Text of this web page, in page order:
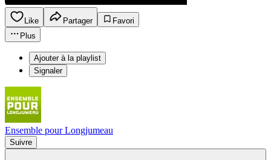
Like Partager
Favori
Plus
Ajouter à la playlist
Signaler
Ensemble pour Longjumeau
Suivre